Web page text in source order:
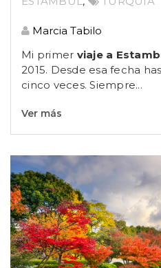
Marcia Tabilo
Mi primer viaje a
2015. Desde esa fecha
cinco veces. Siempre...
Ver más